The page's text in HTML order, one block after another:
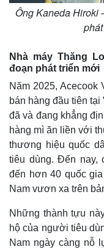
Ông Kaneda Hiroki
Nhà máy Thăng
đoạn phát triển mới
Năm 2025, Acecook
bán hàng đầu tiên
đã và đang khẳng
hàng mì ăn liền với
thương hiệu quốc
tiêu dùng. Đến nay,
đến hơn 40 quốc
Nam vươn xa trên
Những thành tựu
hộ của người tiêu
Nam ngày càng nỗ